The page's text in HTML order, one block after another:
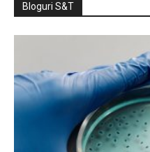
Bloguri S&T